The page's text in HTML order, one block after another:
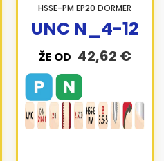
HSSE-PM EP20 DORMER
ŽE OD 42,62 €
UNC N_4-12